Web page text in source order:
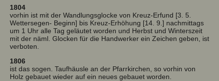
1804
vorhin ist mit der Wandlungsglocke von Kreuz-Erfund [3. 5.
Wettersegen- Beginn] bis Kreuz-Erhöhung [14. 9.] nachmittags
um 1 Uhr alle Tag geläutet worden und Herbst und Winterszeit
mit der näml. Glocken für die Handwerker ein Zeichen geben, ist
verboten.
1806
ist das sogen. Taufhäusle an der Pfarrkirchen, so vorhin von
Holz gebauet wieder auf ein neues gebauet worden.